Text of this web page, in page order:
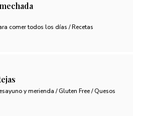
comer todos los días / Recetas
y merienda / Gluten Free / Quesos